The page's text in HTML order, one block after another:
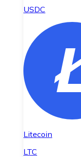
USDC
Litecoin
LTC